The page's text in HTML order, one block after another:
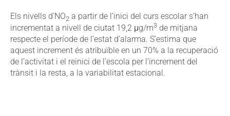
Els nivells d’NO2 a partir de l’inici del curs escolar s’han
incrementat a nivell de ciutat 19,2 μg/m3 de mitjana
respecte el període de l’estat d’alarma. S’estima que
aquest increment és atribuïble en un 70% a la recuperació
de l’activitat i el reinici de l’escola per l’increment del
trànsit i la resta, a la variabilitat estacional.